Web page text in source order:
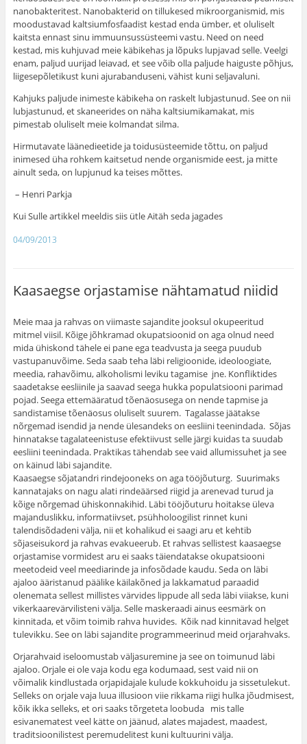
nanobakteritest. Nanobakterid on tillukesed mikroorganismid, mis
moodustavad kaltsiumfosfaadist kestad enda ümber, et oluliselt
kaitsta ennast sinu immuunsussüsteemi vastu. Need on need
kestad, mis kuhjuvad meie käbikehas ja lõpuks lupjavad selle. Veelgi
enam, paljud uurijad leiavad, et see võib olla paljude haiguste põhjus,
liigesepõletikust kuni ajurabanduseni, vähist kuni seljavaluni.
Kahjuks paljude inimeste käbikeha on raskelt lubjastunud. See on nii
lubjastunud, et skaneerides on näha kaltsiumikamakat, mis
pimestab oluliselt meie kolmandat silma.
Hirmutavate läänedieetide ja toidusüsteemide tõttu, on paljud
inimesed üha rohkem kaitsetud nende organismide eest, ja mitte
ainult seda, on lupjunud ka teises mõttes.
– Henri Parkja
Kui Sulle artikkel meeldis siis ütle Aitäh seda jagades
04/09/2013
Kaasaegse orjastamise nähtamatud niidid
Meie maa ja rahvas on viimaste sajandite jooksul okupeeritud
mitmel viisil. Kõige jõhkramad okupatsioonid on aga olnud need
mida ühiskond tähele ei pane ega teadvusta ja seega puudub
vastupanuvõime. Seda saab teha läbi religioonide, ideoloogiate,
meedia, rahavõimu, alkoholismi leviku tagamise jne. Konfliktides
saadetakse eesliinile ja saavad seega hukka populatsiooni parimad
pojad. Seega ettemääratud tõenäosusega on nende tapmise ja
sandistamise tõenäosus oluliselt suurem. Tagalasse jäätakse
nõrgemad isendid ja nende ülesandeks on eesliini teenindada. Sõjas
hinnatakse tagalateenistuse efektiivust selle järgi kuidas ta suudab
eesliini teenindada. Praktikas tähendab see vaid allumissuhet ja see
on käinud läbi sajandite.
Kaasaegse sõjatandri rindejooneks on aga tööjõuturg. Suurimaks
kannatajaks on nagu alati rindeäärsed riigid ja arenevad turud ja
kõige nõrgemad ühiskonnakihid. Läbi tööjõuturu hoitakse üleva
majanduslikku, informatiivset, psühholoogilist rinnet kuni
talendisõdadeni välja, nii et kohalikud ei saagi aru et kehtib
sõjaseisukord ja rahvas evakueerub. Et rahvas sellistest kaasaegse
orjastamise vormidest aru ei saaks täiendatakse okupatsiooni
meetodeid veel meediarinde ja infosõdade kaudu. Seda on läbi
ajaloo ääristanud päälike käilakõned ja lakkamatud paraadid
olenemata sellest millistes värvides lippude all seda läbi viiakse, kuni
vikerkaarevärvilisteni välja. Selle maskeraadi ainus eesmärk on
kinnitada, et võim toimib rahva huvides. Kõik nad kinnitavad helget
tulevikku. See on läbi sajandite programmeerinud meid orjarahvaks.
Orjarahvaid iseloomustab väljasuremine ja see on toimunud läbi
ajaloo. Orjale ei ole vaja kodu ega kodumaad, sest vaid nii on
võimalik kindlustada orjapidajale kulude kokkuhoidu ja sissetulekut.
Selleks on orjale vaja luua illusioon viie rikkama riigi hulka jõudmisest,
kõik ikka selleks, et ori saaks tõrgeteta loobuda mis talle
esivanematest veel kätte on jäänud, alates majadest, maadest,
traditsioonilistest peremudelitest kuni kultuurini välja.